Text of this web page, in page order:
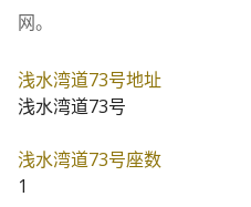
网。
浅水湾道73号地址
浅水湾道73号
浅水湾道73号座数
1